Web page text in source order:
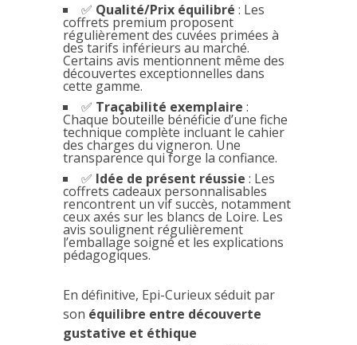
✅ Qualité/Prix équilibré : Les
coffrets premium proposent
régulièrement des cuvées primées à
des tarifs inférieurs au marché.
Certains avis mentionnent même des
découvertes exceptionnelles dans
cette gamme.
✅ Traçabilité exemplaire :
Chaque bouteille bénéficie d’une fiche
technique complète incluant le cahier
des charges du vigneron. Une
transparence qui forge la confiance.
✅ Idée de présent réussie : Les
coffrets cadeaux personnalisables
rencontrent un vif succès, notamment
ceux axés sur les blancs de Loire. Les
avis soulignent régulièrement
l’emballage soigné et les explications
pédagogiques.
En définitive, Epi-Curieux séduit par
son équilibre entre découverte
gustative et éthique